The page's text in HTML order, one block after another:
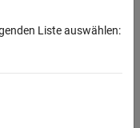
Liste auswählen: